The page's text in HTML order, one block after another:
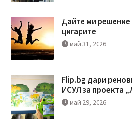
Дайте ми
цигарите
май 31, 2026
Flip.bg дари
ИСУЛ за проекта
май 29, 2026